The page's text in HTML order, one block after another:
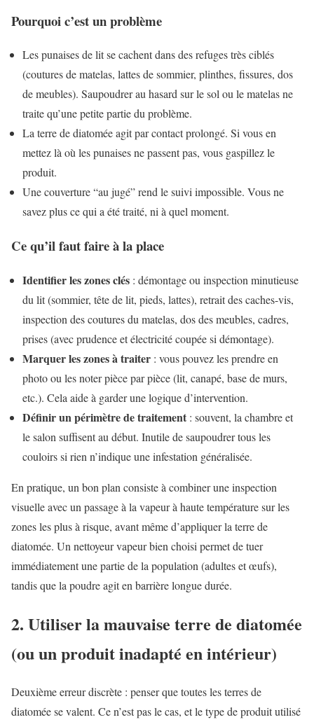
Pourquoi c’est un problème
Les punaises de lit se cachent dans des refuges très ciblés
(coutures de matelas, lattes de sommier, plinthes, fissures, dos
de meubles). Saupoudrer au hasard sur le sol ou le matelas ne
traite qu’une petite partie du problème.
La terre de diatomée agit par contact prolongé. Si vous en
mettez là où les punaises ne passent pas, vous gaspillez le
produit.
Une couverture “au jugé” rend le suivi impossible. Vous ne
savez plus ce qui a été traité, ni à quel moment.
Ce qu’il faut faire à la place
Identifier les zones clés : démontage ou inspection minutieuse
du lit (sommier, tête de lit, pieds, lattes), retrait des caches-vis,
inspection des coutures du matelas, dos des meubles, cadres,
prises (avec prudence et électricité coupée si démontage).
Marquer les zones à traiter : vous pouvez les prendre en
photo ou les noter pièce par pièce (lit, canapé, base de murs,
etc.). Cela aide à garder une logique d’intervention.
Définir un périmètre de traitement : souvent, la chambre et
le salon suffisent au début. Inutile de saupoudrer tous les
couloirs si rien n’indique une infestation généralisée.
En pratique, un bon plan consiste à combiner une inspection
visuelle avec un passage à la vapeur à haute température sur les
zones les plus à risque, avant même d’appliquer la terre de
diatomée. Un nettoyeur vapeur bien choisi permet de tuer
immédiatement une partie de la population (adultes et œufs),
tandis que la poudre agit en barrière longue durée.
2. Utiliser la mauvaise terre de diatomée
(ou un produit inadapté en intérieur)
Deuxième erreur discrète : penser que toutes les terres de
diatomée se valent. Ce n’est pas le cas, et le type de produit utilisé